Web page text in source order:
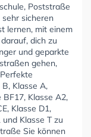
Poststraße
sicheren
lernen, mit einem
dich zu
und geparkte
gehen,
Klasse A,
BF17, Klasse A2,
Klasse D1,
und Klasse T zu
Sie können